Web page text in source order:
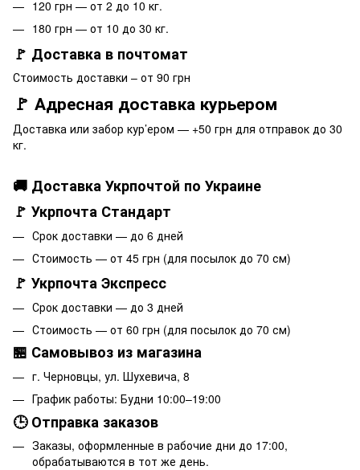
120 грн — от 2 до 10 кг.
180 грн — от 10 до 30 кг.
🚩 Доставка в почтомат
Стоимость доставки – от 90 грн
🚩 Адресная доставка курьером
Доставка или забор кур’ером — +50 грн для отправок до 30
кг.
🚚 Доставка Укрпочтой по Украине
🚩 Укрпочта Стандарт
Срок доставки — до 6 дней
Стоимость — от 45 грн (для посылок до 70 см)
🚩 Укрпочта Экспресс
Срок доставки — до 3 дней
Стоимость — от 60 грн (для посылок до 70 см)
🏪 Самовывоз из магазина
г. Черновцы, ул. Шухевича, 8
График работы: Будни 10:00–19:00
🕒 Отправка заказов
Заказы, оформленные в рабочие дни до 17:00,
обрабатываются в тот же день.